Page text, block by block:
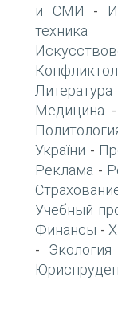
и СМИ -
Литература
Медицина -
України -
Реклама -
Учебный
Финансы -
- Экология